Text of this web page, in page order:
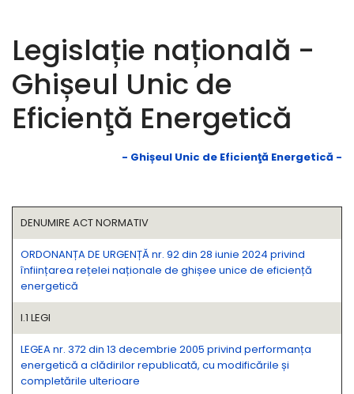
Legislație națională -
Ghișeul Unic de
Eficienţă Energetică
- Ghișeul Unic de Eficienţă Energetică -
DENUMIRE ACT NORMATIV
ORDONANȚA DE URGENȚĂ nr. 92 din 28 iunie 2024 privind
înființarea rețelei naționale de ghișee unice de eficiență
energetică
I.1 LEGI
LEGEA nr. 372 din 13 decembrie 2005 privind performanța
energetică a clădirilor republicată, cu modificările și
completările ulterioare